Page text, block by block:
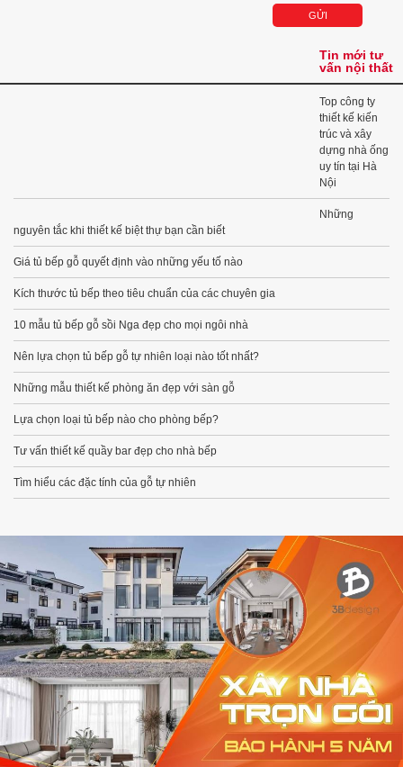
Tin mới tư
vấn nội thất
Top công ty
thiết kế kiến
trúc và xây
dựng nhà ống
uy tín tại Hà
Nội
Những
nguyên tắc khi thiết kế biệt thự bạn cần biết
Giá tủ bếp gỗ quyết định vào những yếu tố nào
Kích thước tủ bếp theo tiêu chuẩn của các chuyên gia
10 mẫu tủ bếp gỗ sồi Nga đẹp cho mọi ngôi nhà
Nên lựa chọn tủ bếp gỗ tự nhiên loại nào tốt nhất?
Những mẫu thiết kế phòng ăn đẹp với sàn gỗ
Lựa chọn loại tủ bếp nào cho phòng bếp?
Tư vấn thiết kế quầy bar đẹp cho nhà bếp
Tìm hiểu các đặc tính của gỗ tự nhiên